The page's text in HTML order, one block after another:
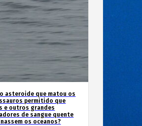
o asteroide que matou os
permitido que
e outros grandes
de sangue quente
os oceanos?